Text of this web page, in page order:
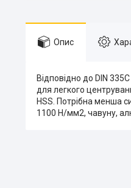
Опис
Відповідно до DIN
для легкого
HSS. Потрібна менша
1100 Н/мм2, чавуну,